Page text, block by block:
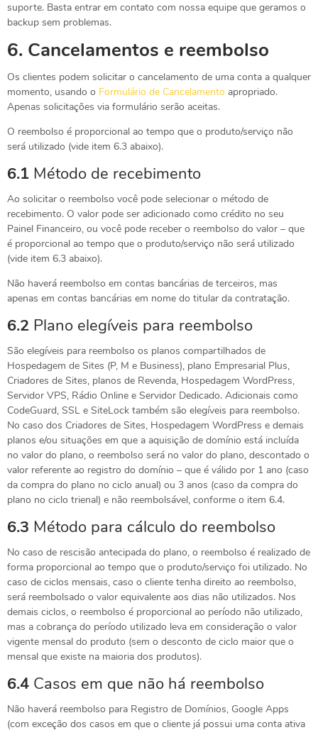
suporte. Basta entrar em contato com nossa equipe que geramos o
backup sem problemas.
6. Cancelamentos e reembolso
Os clientes podem solicitar o cancelamento de uma conta a qualquer
momento, usando o Formulário de Cancelamento apropriado.
Apenas solicitações via formulário serão aceitas.
O reembolso é proporcional ao tempo que o produto/serviço não
será utilizado (vide item 6.3 abaixo).
6.1 Método de recebimento
Ao solicitar o reembolso você pode selecionar o método de
recebimento. O valor pode ser adicionado como crédito no seu
Painel Financeiro, ou você pode receber o reembolso do valor – que
é proporcional ao tempo que o produto/serviço não será utilizado
(vide item 6.3 abaixo).
Não haverá reembolso em contas bancárias de terceiros, mas
apenas em contas bancárias em nome do titular da contratação.
6.2 Plano elegíveis para reembolso
São elegíveis para reembolso os planos compartilhados de
Hospedagem de Sites (P, M e Business), plano Empresarial Plus,
Criadores de Sites, planos de Revenda, Hospedagem WordPress,
Servidor VPS, Rádio Online e Servidor Dedicado. Adicionais como
CodeGuard, SSL e SiteLock também são elegíveis para reembolso.
No caso dos Criadores de Sites, Hospedagem WordPress e demais
planos e/ou situações em que a aquisição de domínio está incluída
no valor do plano, o reembolso será no valor do plano, descontado o
valor referente ao registro do domínio – que é válido por 1 ano (caso
da compra do plano no ciclo anual) ou 3 anos (caso da compra do
plano no ciclo trienal) e não reembolsável, conforme o item 6.4.
6.3 Método para cálculo do reembolso
No caso de rescisão antecipada do plano, o reembolso é realizado de
forma proporcional ao tempo que o produto/serviço foi utilizado. No
caso de ciclos mensais, caso o cliente tenha direito ao reembolso,
será reembolsado o valor equivalente aos dias não utilizados. Nos
demais ciclos, o reembolso é proporcional ao período não utilizado,
mas a cobrança do período utilizado leva em consideração o valor
vigente mensal do produto (sem o desconto de ciclo maior que o
mensal que existe na maioria dos produtos).
6.4 Casos em que não há reembolso
Não haverá reembolso para Registro de Domínios, Google Apps
(com exceção dos casos em que o cliente já possui uma conta ativa